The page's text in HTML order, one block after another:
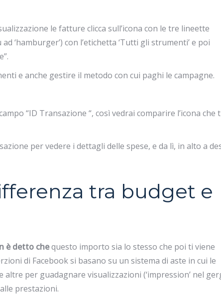
le fatture clicca sull’icona con le tre lineette
‘hamburger’) con l’etichetta ‘Tutti gli strumenti’ e poi
e anche gestire il metodo con cui paghi le campagne.
“ID Transazione “, così vedrai comparire l’icona che
per vedere i dettagli delle spese, e da lì, in alto a
tra budget e
è detto chequesto importo sia lo stesso che poi ti viene
di Facebook si basano su un sistema di aste in cui le
per guadagnare visualizzazioni (‘impression’ nel
prestazioni.